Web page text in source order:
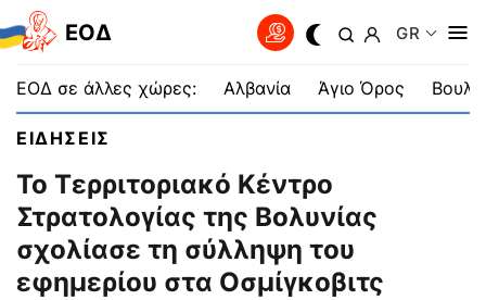
EOΔ GR
ΕΟΔ σε άλλες χώρες: Αλβανία Άγιο Όρος
ΕΙΔΗΣΕΙΣ
Το Τερριτοριακό Κέντρο
Στρατολογίας της Βολυνίας
σχολίασε τη σύλληψη του
εφημερίου στα Οσμίγκοβιτς